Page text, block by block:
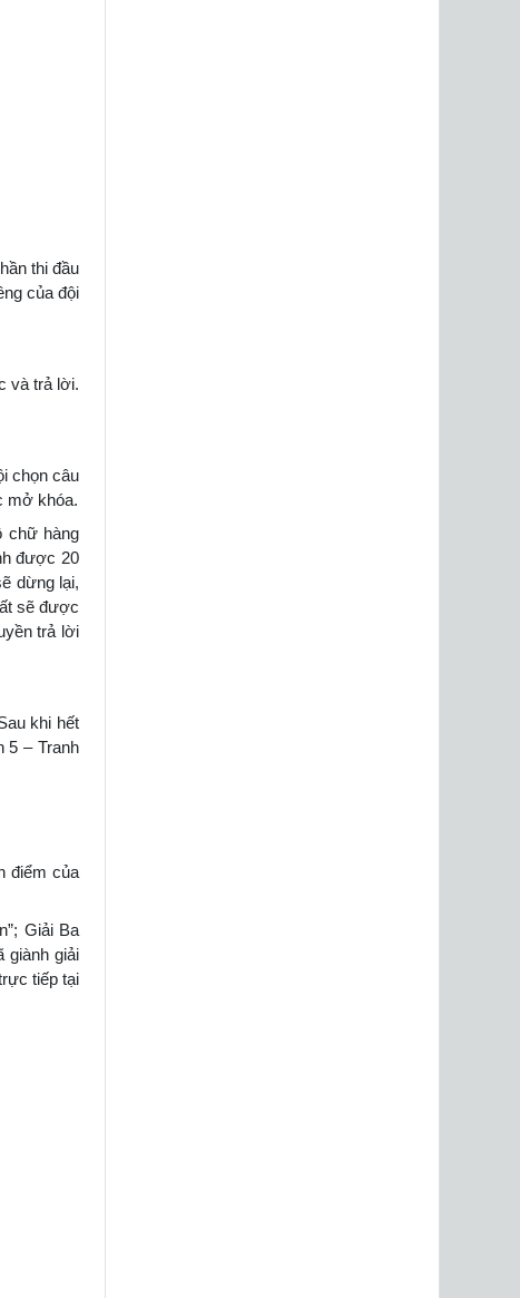
thi đầu
của đội
và trả lời.
chọn câu
mở khóa.
chữ hàng
được 20
dừng lại,
sẽ được
trả lời
khi hết
5 – Tranh
điểm của
Giải Ba
giành giải
tiếp tại